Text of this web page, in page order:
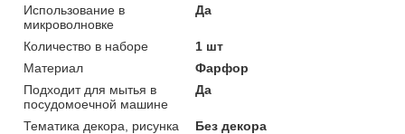
Использование в
микроволновке
Да
Количество в наборе
1 шт
Материал
Фарфор
Подходит для мытья в
посудомоечной машине
Да
Тематика декора, рисунка
Без декора